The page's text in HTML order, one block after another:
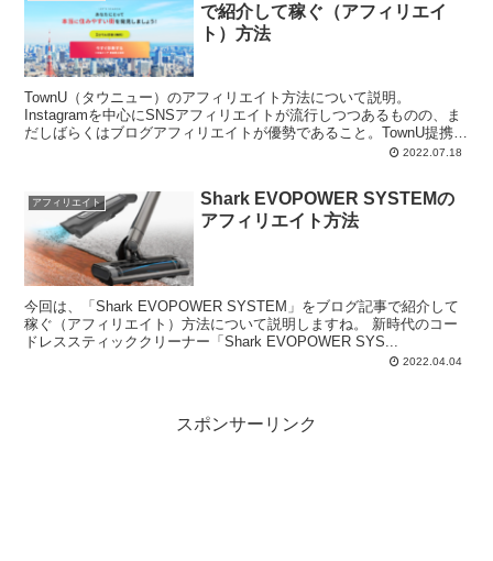
で紹介して稼ぐ（アフィリエイ
ト）方法
TownU（タウニュー）のアフィリエイト方法について説明。
Instagramを中心にSNSアフィリエイトが流行しつつあるものの、ま
だしばらくはブログアフィリエイトが優勢であること。TownU提携
2022.07.18
アフィリエイト
Shark EVOPOWER SYSTEMの
アフィリエイト方法
今回は、「Shark EVOPOWER SYSTEM」をブログ記事で紹介して
稼ぐ（アフィリエイト）方法について説明しますね。 新時代のコー
ドレススティッククリーナー「Shark EVOPOWER SYS...
2022.04.04
スポンサーリンク